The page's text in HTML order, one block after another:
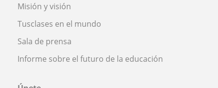
Misión y visión
Tusclases en el mundo
Sala de prensa
Informe sobre el futuro de la educación